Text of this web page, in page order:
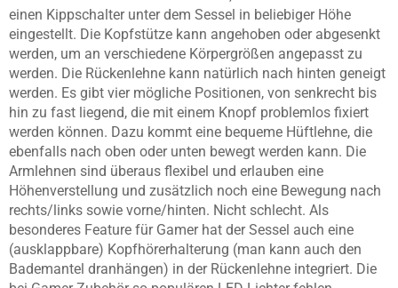
einen Kippschalter unter dem Sessel in beliebiger Höhe
eingestellt. Die Kopfstütze kann angehoben oder abgesenkt
werden, um an verschiedene Körpergrößen angepasst zu
werden. Die Rückenlehne kann natürlich nach hinten geneigt
werden. Es gibt vier mögliche Positionen, von senkrecht bis
hin zu fast liegend, die mit einem Knopf problemlos fixiert
werden können. Dazu kommt eine bequeme Hüftlehne, die
ebenfalls nach oben oder unten bewegt werden kann. Die
Armlehnen sind überaus flexibel und erlauben eine
Höhenverstellung und zusätzlich noch eine Bewegung nach
rechts/links sowie vorne/hinten. Nicht schlecht. Als
besonderes Feature für Gamer hat der Sessel auch eine
(ausklappbare) Kopfhörerhalterung (man kann auch den
Bademantel dranhängen) in der Rückenlehne integriert. Die